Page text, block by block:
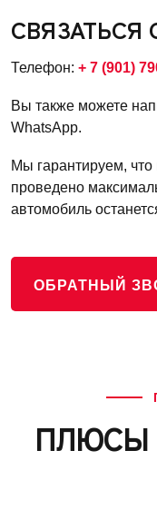
СВЯЗАТЬСЯ
Телефон: + 7 (901)
Вы также можете
WhatsApp.
Мы гарантируем, что
проведено
автомобиль
ОБРАТНЫЙ
ПЛЮСЫ